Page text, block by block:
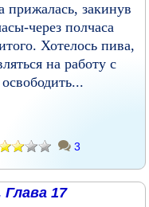
закинув
через полчаса
Хотелось пива,
на работу с
3
17